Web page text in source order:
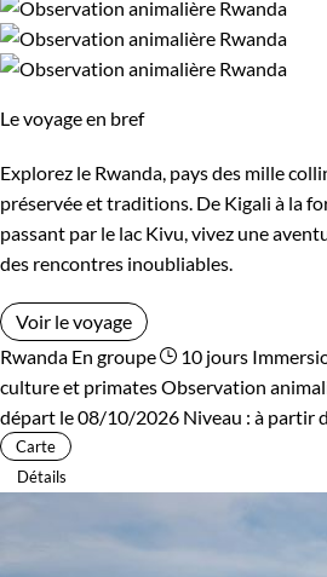
Le voyage en bref
Explorez le Rwanda, pays des mille
préservée et traditions. De Kigali à la
passant par le lac Kivu, vivez une
des rencontres inoubliables.
Voir le voyage
Rwanda En groupe 10 jours
culture et primatesObservation
départ le 08/10/2026 Niveau : à partir
Carte
Détails